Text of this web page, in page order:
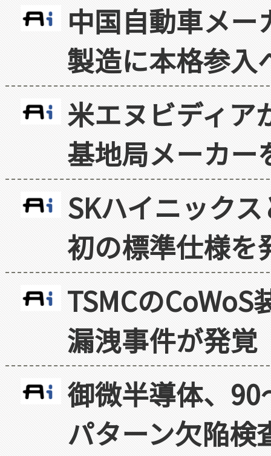
中国自動車メ
製造に本格参入
米エヌビディア
基地局メーカー
SKハイニック
初の標準仕様を
TSMCの
漏洩事件が発覚
御微半導体、
パターン欠陥検